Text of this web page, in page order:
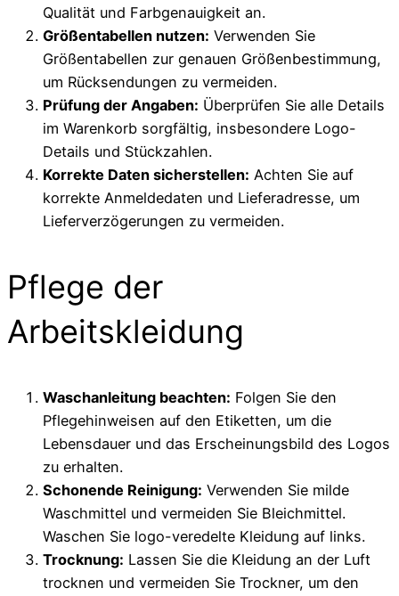
Qualität und Farbgenauigkeit an.
Größentabellen nutzen: Verwenden Sie
Größentabellen zur genauen Größenbestimmung,
um Rücksendungen zu vermeiden.
Prüfung der Angaben: Überprüfen Sie alle Details
im Warenkorb sorgfältig, insbesondere Logo-
Details und Stückzahlen.
Korrekte Daten sicherstellen: Achten Sie auf
korrekte Anmeldedaten und Lieferadresse, um
Lieferverzögerungen zu vermeiden.
Pflege der
Arbeitskleidung
Waschanleitung beachten: Folgen Sie den
Pflegehinweisen auf den Etiketten, um die
Lebensdauer und das Erscheinungsbild des Logos
zu erhalten.
Schonende Reinigung: Verwenden Sie milde
Waschmittel und vermeiden Sie Bleichmittel.
Waschen Sie logo-veredelte Kleidung auf links.
Trocknung: Lassen Sie die Kleidung an der Luft
trocknen und vermeiden Sie Trockner, um den